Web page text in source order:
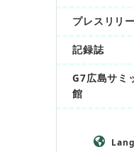
プレスリリ
記録誌
G7広島サミ
館